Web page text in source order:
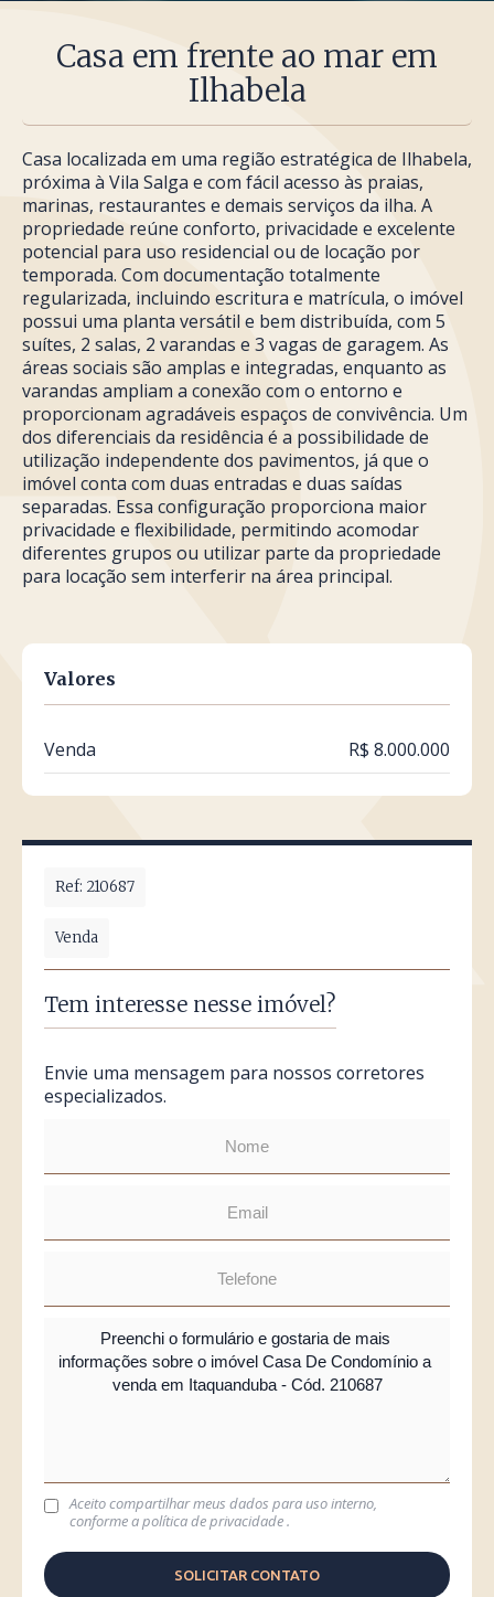
Casa em frente ao mar em
Ilhabela
Casa localizada em uma região estratégica de Ilhabela,
próxima à Vila Salga e com fácil acesso às praias,
marinas, restaurantes e demais serviços da ilha. A
propriedade reúne conforto, privacidade e excelente
potencial para uso residencial ou de locação por
temporada. Com documentação totalmente
regularizada, incluindo escritura e matrícula, o imóvel
possui uma planta versátil e bem distribuída, com 5
suítes, 2 salas, 2 varandas e 3 vagas de garagem. As
áreas sociais são amplas e integradas, enquanto as
varandas ampliam a conexão com o entorno e
proporcionam agradáveis espaços de convivência. Um
dos diferenciais da residência é a possibilidade de
utilização independente dos pavimentos, já que o
imóvel conta com duas entradas e duas saídas
separadas. Essa configuração proporciona maior
privacidade e flexibilidade, permitindo acomodar
diferentes grupos ou utilizar parte da propriedade
para locação sem interferir na área principal.
Valores
Venda R$ 8.000.000
Ref: 210687
Venda
Tem interesse nesse imóvel?
Envie uma mensagem para nossos corretores
especializados.
Aceito compartilhar meus dados para uso interno,
conforme apolítica de privacidade.